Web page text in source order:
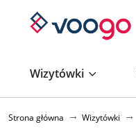
Wizytówki
Strona główna Wizytówki